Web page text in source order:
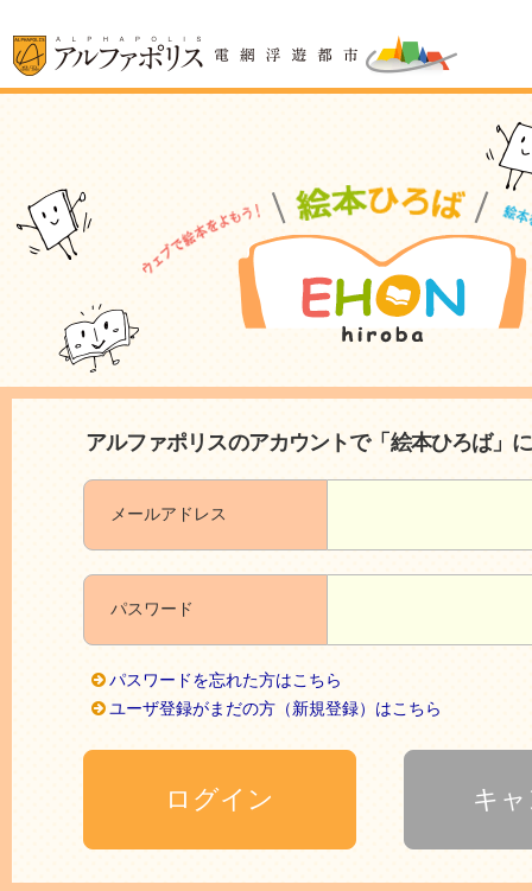
アルファポリスのアカウントで「絵本ひろば」
メールアドレス
パスワード
パスワードを忘れた方はこちら
ユーザ登録がまだの方（新規登録）はこちら